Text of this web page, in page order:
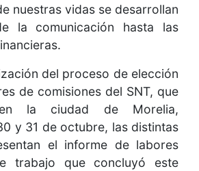
nuestras vidas se desarrollan
la comunicación hasta las
del proceso de elección
de comisiones del SNT, que
la ciudad de Morelia,
y 31 de octubre, las distintas
el informe de labores
trabajo que concluyó este